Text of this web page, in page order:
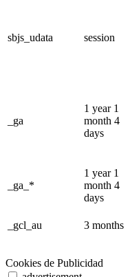
sbjs_udata session
_ga
1 year 1
month 4
days
_ga_*
1 year 1
month 4
days
_gcl_au 3 months
Cookies de Publicidad